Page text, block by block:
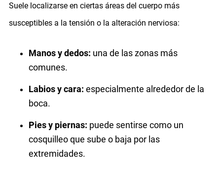
Suele localizarse en ciertas áreas del cuerpo más
susceptibles a la tensión o la alteración nerviosa:
Manos y dedos: una de las zonas más
comunes.
Labios y cara: especialmente alrededor de la
boca.
Pies y piernas: puede sentirse como un
cosquilleo que sube o baja por las
extremidades.